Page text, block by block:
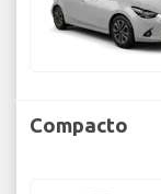
Compacto